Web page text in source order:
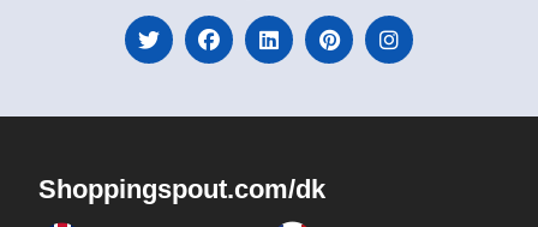
Shoppingspout.com/dk